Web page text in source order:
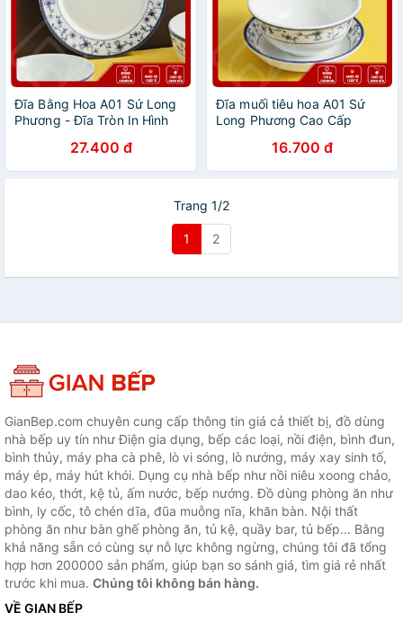
Đĩa Bằng Hoa A01 Sứ Long
Phương - Đĩa Tròn In Hình
27.400 đ
Đĩa muối tiêu hoa A01 Sứ
Long Phương Cao Cấp
16.700 đ
Trang 1/2
1 2
GianBep.com chuyên cung cấp thông tin giá cả thiết bị, đồ dùng
nhà bếp uy tín như Điện gia dụng, bếp các loại, nồi điện, bình đun,
bình thủy, máy pha cà phê, lò vi sóng, lò nướng, máy xay sinh tố,
máy ép, máy hút khói. Dụng cụ nhà bếp như nồi niêu xoong chảo,
dao kéo, thớt, kệ tủ, ấm nước, bếp nướng. Đồ dùng phòng ăn như
bình, ly cốc, tô chén dĩa, đũa muỗng nĩa, khăn bàn. Nội thất
phòng ăn như bàn ghế phòng ăn, tủ kệ, quầy bar, tủ bếp... Bằng
khả năng sẵn có cùng sự nỗ lực không ngừng, chúng tôi đã tổng
hợp hơn 200000 sản phẩm, giúp bạn so sánh giá, tìm giá rẻ nhất
trước khi mua. Chúng tôi không bán hàng.
VỀ GIAN BẾP